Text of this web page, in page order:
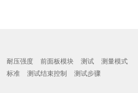
耐压强度 前面板模块 测试
测量模式
标准 测试结束控制
测试步骤